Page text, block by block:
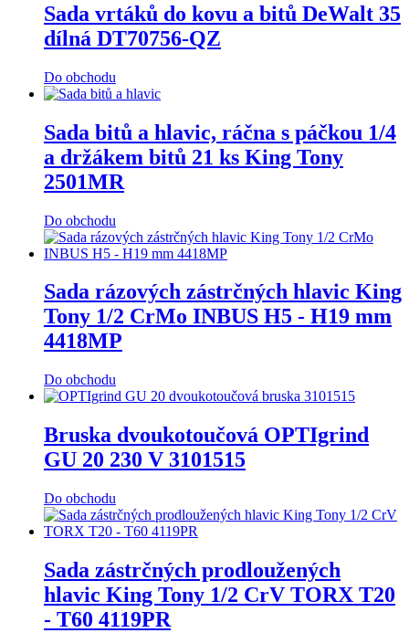
Sada vrtáků do kovu a bitů DeWalt 35
dílná DT70756-QZ
Do obchodu
Sada bitů a hlavic, ráčna s páčkou 1/4
a držákem bitů 21 ks King Tony
2501MR
Do obchodu
Sada rázových zástrčných hlavic King
Tony 1/2 CrMo INBUS H5 - H19 mm
4418MP
Do obchodu
Bruska dvoukotoučová OPTIgrind
GU 20 230 V 3101515
Do obchodu
Sada zástrčných prodloužených
hlavic King Tony 1/2 CrV TORX T20
- T60 4119PR